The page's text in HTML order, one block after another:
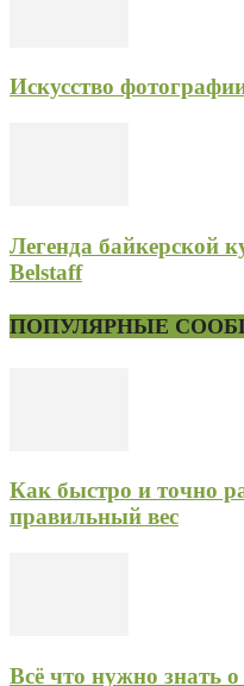
Искусство
Легенда байкерской
Belstaff
ПОПУЛЯРНЫЕ
Как быстро и точно
правильный вес
Всё что нужно знать